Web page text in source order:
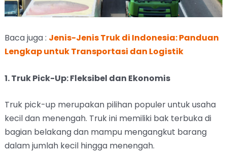
Baca juga : Jenis-Jenis Truk di Indonesia: Panduan
Lengkap untuk Transportasi dan Logistik
1. Truk Pick-Up: Fleksibel dan Ekonomis
Truk pick-up merupakan pilihan populer untuk usaha
kecil dan menengah. Truk ini memiliki bak terbuka di
bagian belakang dan mampu mengangkut barang
dalam jumlah kecil hingga menengah.